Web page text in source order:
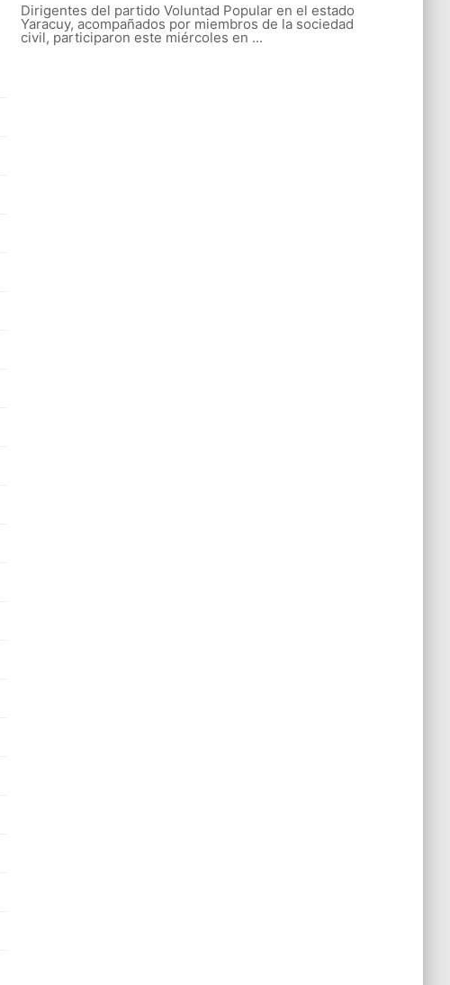
Dirigentes del partido Voluntad Popular en el estado
Yaracuy, acompañados por miembros de la sociedad
civil, participaron este miércoles en ...